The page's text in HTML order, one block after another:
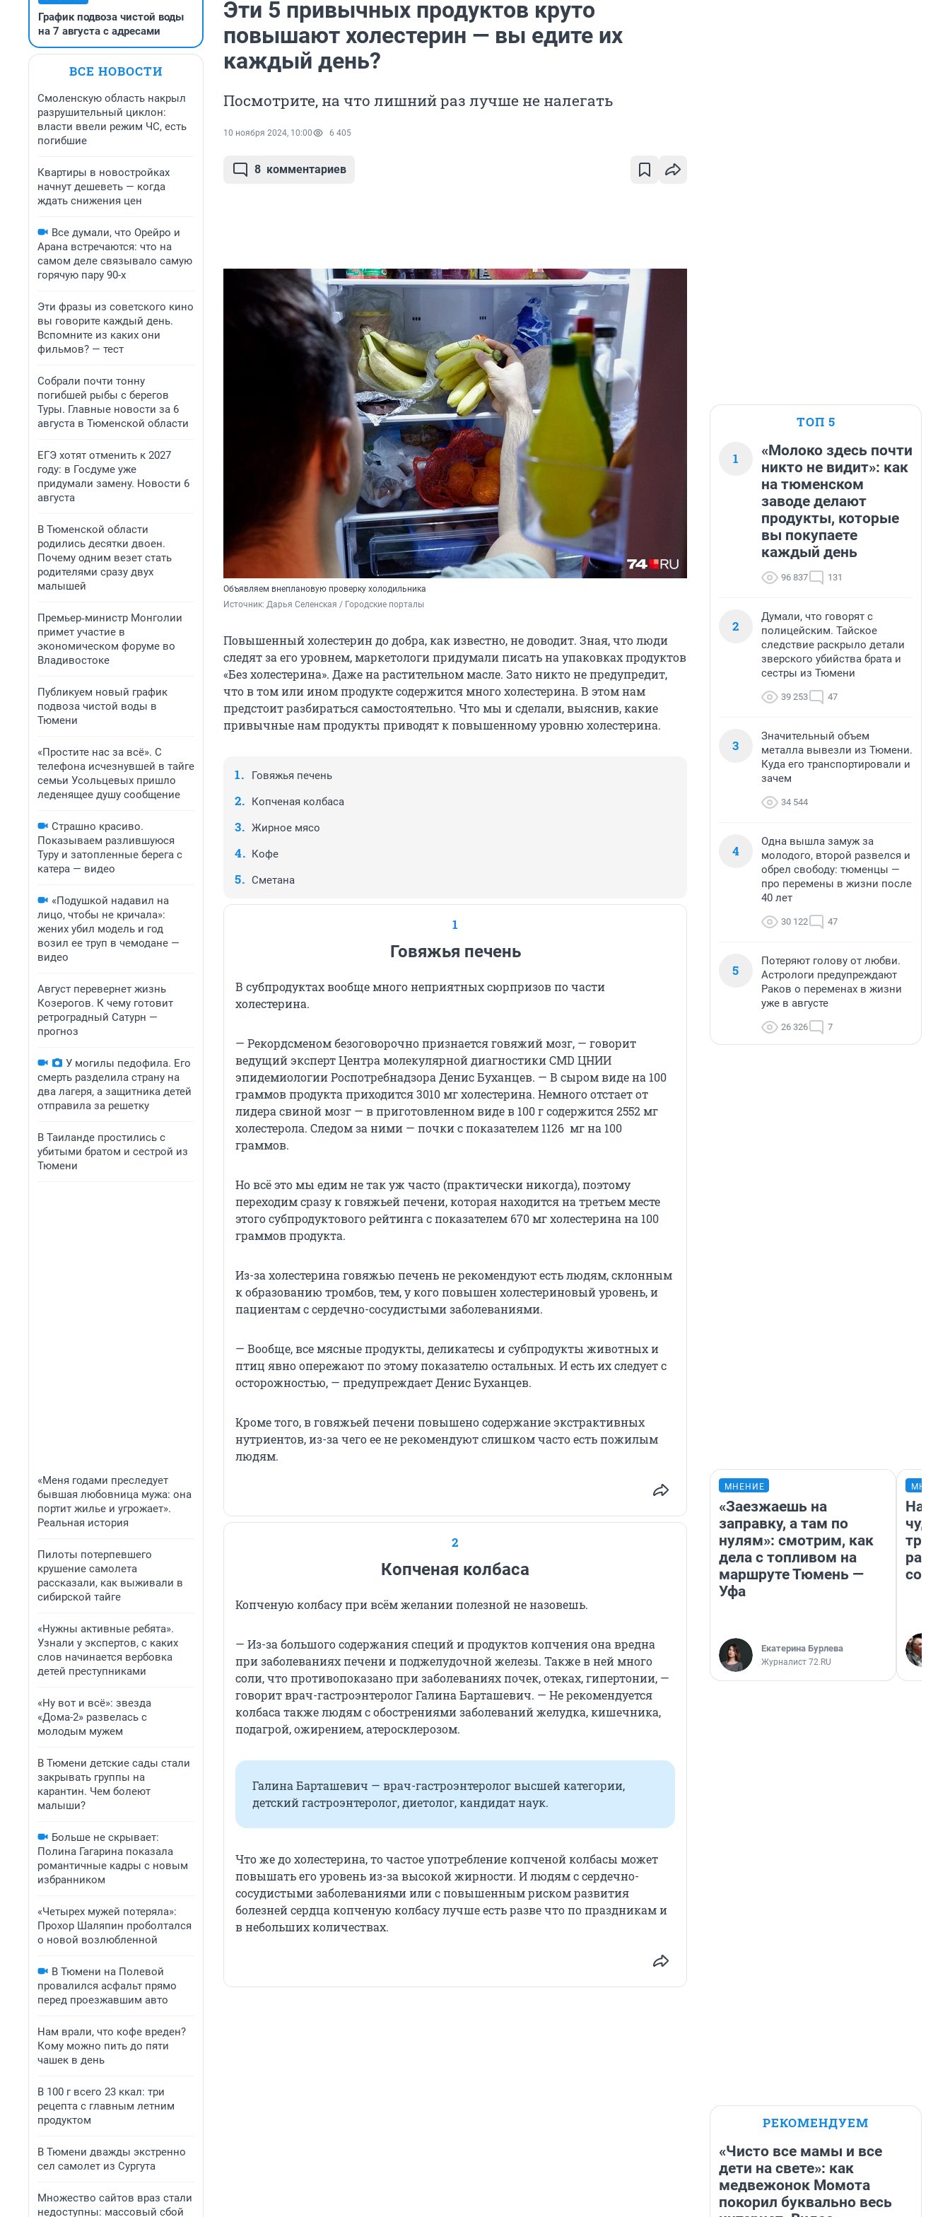
График подвоза чистой воды
на 7 августа с адресами
ВСЕ НОВОСТИ
Смоленскую область накрыл
разрушительный циклон:
власти ввели режим ЧС, есть
погибшие
Квартиры в новостройках
начнут дешеветь — когда
ждать снижения цен
Все думали, что Орейро и
Арана встречаются: что на
самом деле связывало самую
горячую пару 90-х
Эти фразы из советского кино
вы говорите каждый день.
Вспомните из каких они
фильмов? — тест
Собрали почти тонну
погибшей рыбы с берегов
Туры. Главные новости за 6
августа в Тюменской области
ЕГЭ хотят отменить к 2027
году: в Госдуме уже
придумали замену. Новости 6
августа
В Тюменской области
родились десятки двоен.
Почему одним везет стать
родителями сразу двух
малышей
Премьер‑министр Монголии
примет участие в
экономическом форуме во
Владивостоке
Публикуем новый график
подвоза чистой воды в
Тюмени
«Простите нас за всё». С
телефона исчезнувшей в тайге
семьи Усольцевых пришло
леденящее душу сообщение
Страшно красиво.
Показываем разлившуюся
Туру и затопленные берега с
катера — видео
«Подушкой надавил на
лицо, чтобы не кричала»:
жених убил модель и год
возил ее труп в чемодане —
видео
Август перевернет жизнь
Козерогов. К чему готовит
ретроградный Сатурн —
прогноз
У могилы педофила. Его
смерть разделила страну на
два лагеря, а защитника детей
отправила за решетку
В Таиланде простились с
убитыми братом и сестрой из
Тюмени
«Меня годами преследует
бывшая любовница мужа: она
портит жилье и угрожает».
Реальная история
Пилоты потерпевшего
крушение самолета
рассказали, как выживали в
сибирской тайге
«Нужны активные ребята».
Узнали у экспертов, с каких
слов начинается вербовка
детей преступниками
«Ну вот и всё»: звезда
«Дома-2» развелась с
молодым мужем
В Тюмени детские сады стали
закрывать группы на
карантин. Чем болеют
малыши?
Больше не скрывает:
Полина Гагарина показала
романтичные кадры с новым
избранником
«Четырех мужей потеряла»:
Прохор Шаляпин проболтался
о новой возлюбленной
В Тюмени на Полевой
провалился асфальт прямо
перед проезжавшим авто
Нам врали, что кофе вреден?
Кому можно пить до пяти
чашек в день
В 100 г всего 23 ккал: три
рецепта с главным летним
продуктом
В Тюмени дважды экстренно
сел самолет из Сургута
Множество сайтов враз стали
недоступны: массовый сбой
Эти 5 привычных продуктов круто
повышают холестерин — вы едите их
каждый день?
Посмотрите, на что лишний раз лучше не налегать
10 ноября 2024, 10:00 6 405
8 комментариев
Объявляем внеплановую проверку холодильника
Источник: Дарья Селенская / Городские порталы
Повышенный холестерин до добра, как известно, не доводит. Зная, что люди
следят за его уровнем, маркетологи придумали писать на упаковках продуктов
«Без холестерина». Даже на растительном масле. Зато никто не предупредит,
что в том или ином продукте содержится много холестерина. В этом нам
предстоит разбираться самостоятельно. Что мы и сделали, выяснив, какие
привычные нам продукты приводят к повышенному уровню холестерина.
Говяжья печень
Копченая колбаса
Жирное мясо
Кофе
Сметана
1
Говяжья печень
В субпродуктах вообще много неприятных сюрпризов по части
холестерина.
— Рекордсменом безоговорочно признается говяжий мозг, — говорит
ведущий эксперт Центра молекулярной диагностики CMD ЦНИИ
эпидемиологии Роспотребнадзора Денис Буханцев. — В сыром виде на 100
граммов продукта приходится 3010 мг холестерина. Немного отстает от
лидера свиной мозг — в приготовленном виде в 100 г содержится 2552 мг
холестерола. Следом за ними — почки с показателем 1126 мг на 100
граммов.
Но всё это мы едим не так уж часто (практически никогда), поэтому
переходим сразу к говяжьей печени, которая находится на третьем месте
этого субпродуктового рейтинга с показателем 670 мг холестерина на 100
граммов продукта.
Из-за холестерина говяжью печень не рекомендуют есть людям, склонным
к образованию тромбов, тем, у кого повышен холестериновый уровень, и
пациентам с сердечно-сосудистыми заболеваниями.
— Вообще, все мясные продукты, деликатесы и субпродукты животных и
птиц явно опережают по этому показателю остальных. И есть их следует с
осторожностью, — предупреждает Денис Буханцев.
Кроме того, в говяжьей печени повышено содержание экстрактивных
нутриентов, из-за чего ее не рекомендуют слишком часто есть пожилым
людям.
2
Копченая колбаса
Копченую колбасу при всём желании полезной не назовешь.
— Из-за большого содержания специй и продуктов копчения она вредна
при заболеваниях печени и поджелудочной железы. Также в ней много
соли, что противопоказано при заболеваниях почек, отеках, гипертонии, —
говорит врач-гастроэнтеролог Галина Барташевич. — Не рекомендуется
колбаса также людям с обострениями заболеваний желудка, кишечника,
подагрой, ожирением, атеросклерозом.
Галина Барташевич — врач-гастроэнтеролог высшей категории,
детский гастроэнтеролог, диетолог, кандидат наук.
Что же до холестерина, то частое употребление копченой колбасы может
повышать его уровень из-за высокой жирности. И людям с сердечно-
сосудистыми заболеваниями или с повышенным риском развития
болезней сердца копченую колбасу лучше есть разве что по праздникам и
в небольших количествах.
ТОП 5
1
«Молоко здесь почти
никто не видит»: как
на тюменском
заводе делают
продукты, которые
вы покупаете
каждый день
96 837 131
2
Думали, что говорят с
полицейским. Тайское
следствие раскрыло детали
зверского убийства брата и
сестры из Тюмени
39 253 47
3
Значительный объем
металла вывезли из Тюмени.
Куда его транспортировали и
зачем
34 544
4
Одна вышла замуж за
молодого, второй развелся и
обрел свободу: тюменцы —
про перемены в жизни после
40 лет
30 122 47
5
Потеряют голову от любви.
Астрологи предупреждают
Раков о переменах в жизни
уже в августе
26 326 7
МНЕНИЕ
«Заезжаешь на
заправку, а там по
нулям»: смотрим, как
дела с топливом на
маршруте Тюмень —
Уфа
Екатерина Бурлева
Журналист 72.RU
РЕКОМЕНДУЕМ
«Чисто все мамы и все
дети на свете»: как
медвежонок Момота
покорил буквально весь